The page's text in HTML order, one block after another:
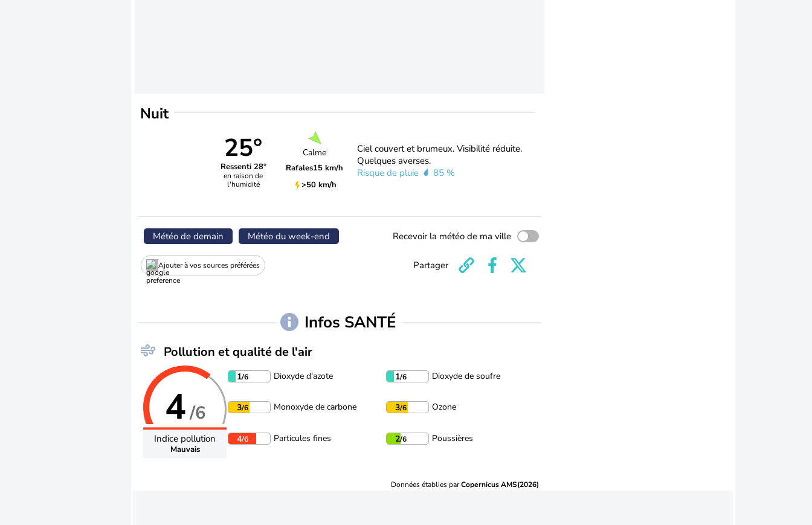
Nuit
25°
Ressenti 28°
en raison de
l'humidité
Calme
Rafales15 km/h
>50 km/h
Ciel couvert et brumeux. Visibilité réduite.
Quelques averses.
Risque de pluie
85 %
Météo de demain Météo du week-end Recevoir la météo de ma ville
Ajouter à vos sources préférées Partager
Infos SANTÉ
Pollution et qualité de l'air
4/6
Indice pollution
Mauvais
1/6 Dioxyde d'azote 1/6 Dioxyde de soufre
3/6 Monoxyde de carbone 3/6 Ozone
4/6 Particules fines 2/6 Poussières
Données établies parCopernicus AMS(2026)